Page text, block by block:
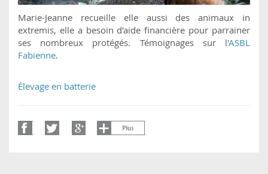
Marie-Jeanne recueille elle aussi des animaux in
extremis, elle a besoin d'aide financière pour parrainer
ses nombreux protégés. Témoignages sur l'ASBL
Fabienne.
Élevage en batterie